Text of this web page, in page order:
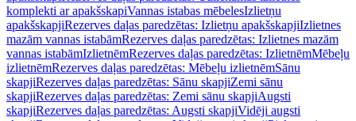
komplekti ar apakšskapiVannas istabas mēbelesIzlietņu
apakšskapjiRezerves daļas paredzētas: Izlietņu apakšskapjiIzlietnes
mazām vannas istabāmRezerves daļas paredzētas: Izlietnes mazām
vannas istabāmIzlietnēmRezerves daļas paredzētas: IzlietnēmMēbeļu
izlietnēmRezerves daļas paredzētas: Mēbeļu izlietnēmSānu
skapjiRezerves daļas paredzētas: Sānu skapjiZemi sānu
skapjiRezerves daļas paredzētas: Zemi sānu skapjiAugsti
skapjiRezerves daļas paredzētas: Augsti skapjiVidēji augsti